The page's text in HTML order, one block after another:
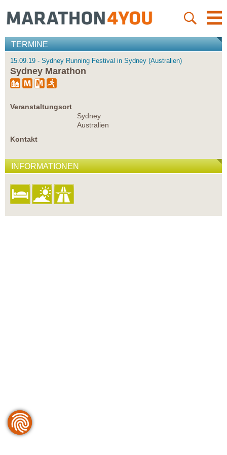
TERMINE
15.09.19 - Sydney Running Festival in Sydney (Australien)
Sydney Marathon
Veranstaltungsort
Sydney
Australien
Kontakt
INFORMATIONEN